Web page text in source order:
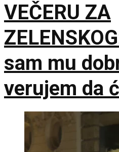
VEČERU ZA
sam mu
verujem da
doprineti
odnosa